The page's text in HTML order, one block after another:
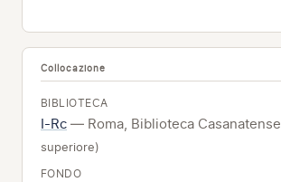
Collocazione
BIBLIOTECA
I-Rc — Roma, Biblioteca Casanatense
superiore)
FONDO